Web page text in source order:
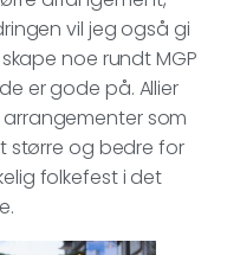
vil jeg også gi
noe rundt MGP
er gode på. Allier
som
større og bedre for
folkefest i det